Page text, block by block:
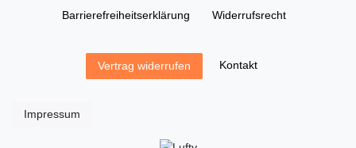
Barrierefreiheitserklärung Widerrufs­recht
Vertrag widerrufen Kontakt
Impressum